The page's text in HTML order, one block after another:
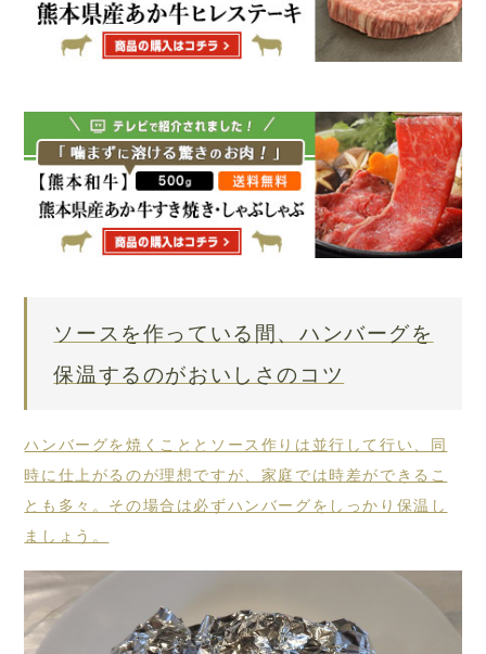
ソースを作っている間、ハンバーグを
保温するのがおいしさのコツ
ハンバーグを焼くこととソース作りは並行して行い、同
時に仕上がるのが理想ですが、家庭では時差ができるこ
とも多々。その場合は必ずハンバーグをしっかり保温し
ましょう。